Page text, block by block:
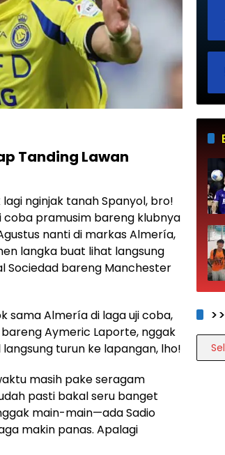
Tanding Lawan
nginjak tanah Spanyol, bro!
coba pramusim bareng klubnya
nanti di markas Almería,
langka buat lihat langsung
Sociedad bareng Manchester
sama Almería di laga uji coba,
Aymeric Laporte, nggak
turun ke lapangan, lho!
masih pake seragam
pasti bakal seru banget
main-main—ada Sadio
makin panas. Apalagi
>>>>